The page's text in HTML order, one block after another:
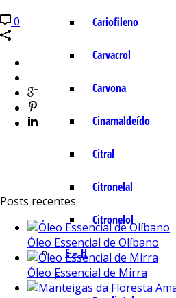
Cariofileno
Carvacrol
Carvona
Cinamaldeído
Citral
Citronelal
Citronelol
E – H
0
Posts recentes
Óleo Essencial de Olíbano
Óleo Essencial de Mirra